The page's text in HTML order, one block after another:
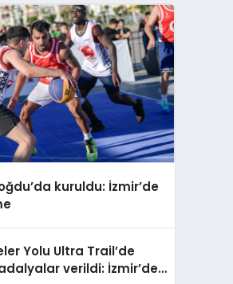
kuruldu: İzmir’de
Yolu Ultra Trail’de
verildi: İzmir’de